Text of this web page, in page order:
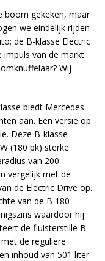
boom gekeken, maar
we eindelijk rijden
de B-klasse Electric
impuls van de markt
Wij
biedt Mercedes
aan. Een versie op
Deze B-klasse
(180 pk) sterke
van 200
vergelijk met de
de Electric Drive op.
van de B 180
waardoor hij
de fluisterstille B-
de reguliere
inhoud van 501 liter